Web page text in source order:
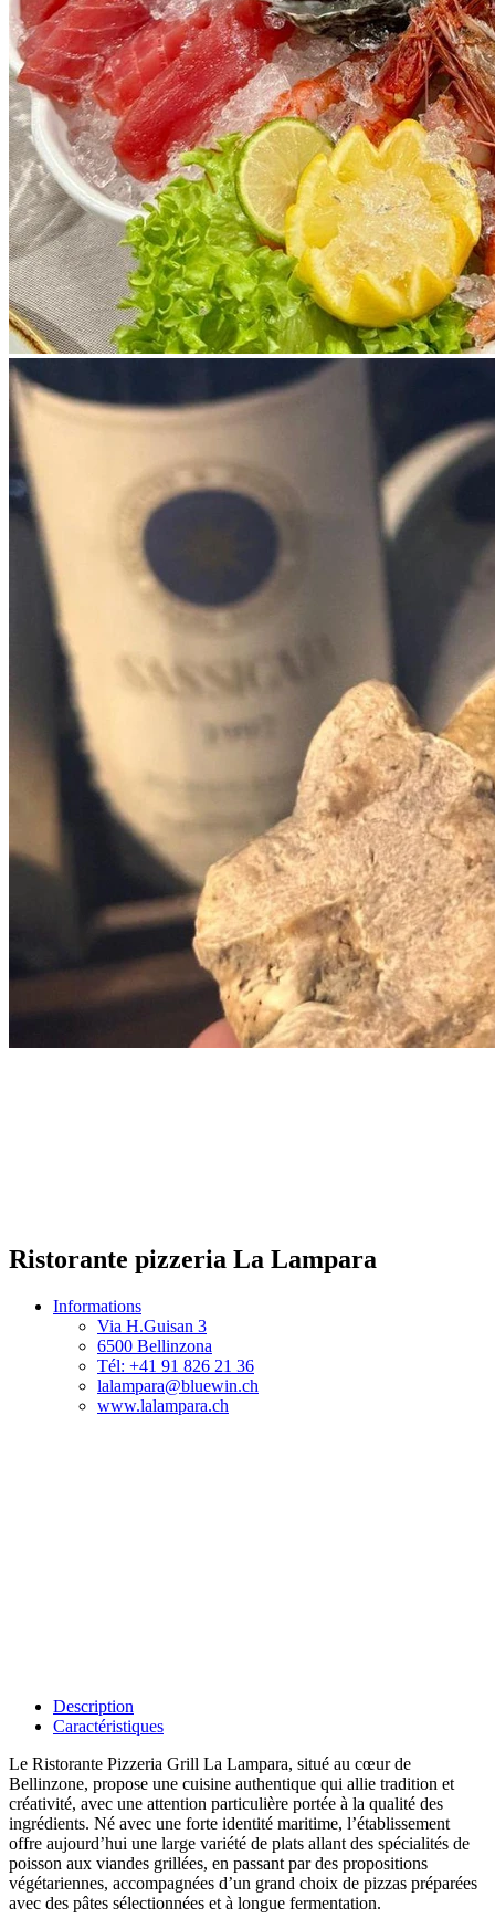
Ristorante pizzeria La Lampara
Informations
Via H.Guisan 3
6500 Bellinzona
Tél: +41 91 826 21 36
lalampara@bluewin.ch
www.lalampara.ch
Description
Caractéristiques
Le Ristorante Pizzeria Grill La Lampara, situé au cœur de
Bellinzone, propose une cuisine authentique qui allie tradition et
créativité, avec une attention particulière portée à la qualité des
ingrédients. Né avec une forte identité maritime, l’établissement
offre aujourd’hui une large variété de plats allant des spécialités de
poisson aux viandes grillées, en passant par des propositions
végétariennes, accompagnées d’un grand choix de pizzas préparées
avec des pâtes sélectionnées et à longue fermentation.